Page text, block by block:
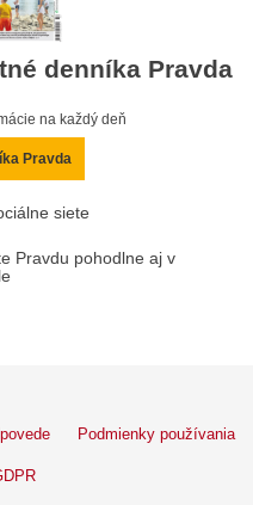
denníka Pravda
na každý deň
Pravda
siete
Pravdu pohodlne aj v
Podmienky používania